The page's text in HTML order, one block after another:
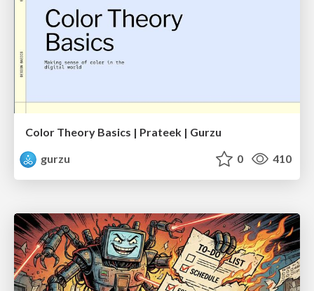
Color Theory Basics | Prateek | Gurzu
gurzu
0 410